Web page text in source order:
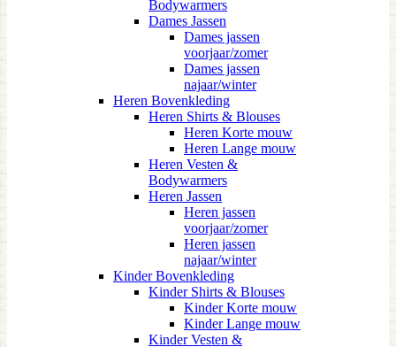
Bodywarmers
Dames Jassen
Dames jassen
voorjaar/zomer
Dames jassen
najaar/winter
Heren Bovenkleding
Heren Shirts & Blouses
Heren Korte mouw
Heren Lange mouw
Heren Vesten &
Bodywarmers
Heren Jassen
Heren jassen
voorjaar/zomer
Heren jassen
najaar/winter
Kinder Bovenkleding
Kinder Shirts & Blouses
Kinder Korte mouw
Kinder Lange mouw
Kinder Vesten &